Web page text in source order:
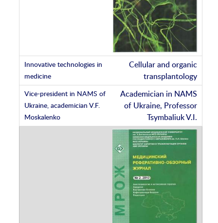
Cellular and organic
transplantology
Academician in NAMS
of Ukraine, Professor
Tsymbaliuk V.I.